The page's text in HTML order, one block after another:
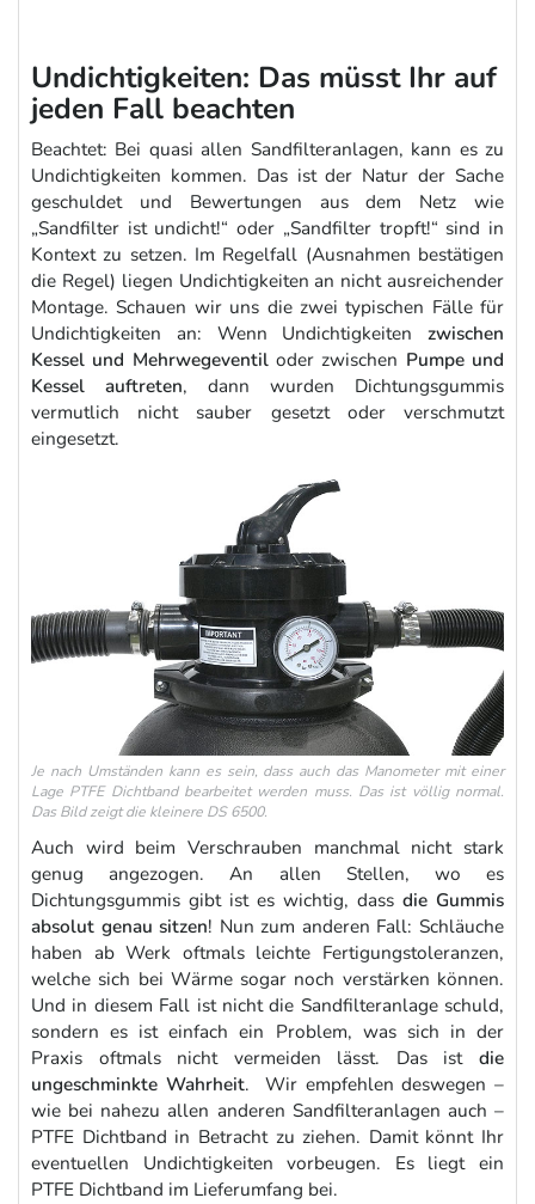
Undichtigkeiten: Das müsst Ihr auf
jeden Fall beachten
Beachtet: Bei quasi allen Sandfilteranlagen, kann es zu
Undichtigkeiten kommen. Das ist der Natur der Sache
geschuldet und Bewertungen aus dem Netz wie
„Sandfilter ist undicht!“ oder „Sandfilter tropft!“ sind in
Kontext zu setzen. Im Regelfall (Ausnahmen bestätigen
die Regel) liegen Undichtigkeiten an nicht ausreichender
Montage. Schauen wir uns die zwei typischen Fälle für
Undichtigkeiten an: Wenn Undichtigkeiten zwischen
Kessel und Mehrwegeventiloder zwischen Pumpe und
Kessel auftreten, dann wurden Dichtungsgummis
vermutlich nicht sauber gesetzt oder verschmutzt
eingesetzt.
Je nach Umständen kann es sein, dass auch das Manometer mit einer
Lage PTFE Dichtband bearbeitet werden muss. Das ist völlig normal.
Das Bild zeigt die kleinere DS 6500.
Auch wird beim Verschrauben manchmal nicht stark
genug angezogen. An allen Stellen, wo es
Dichtungsgummis gibt ist es wichtig, dass die Gummis
absolut genau sitzen! Nun zum anderen Fall: Schläuche
haben ab Werk oftmals leichte Fertigungstoleranzen,
welche sich bei Wärme sogar noch verstärken können.
Und in diesem Fall ist nicht die Sandfilteranlage schuld,
sondern es ist einfach ein Problem, was sich in der
Praxis oftmals nicht vermeiden lässt. Das ist die
ungeschminkte Wahrheit. Wir empfehlen deswegen –
wie bei nahezu allen anderen Sandfilteranlagen auch –
PTFE Dichtband in Betracht zu ziehen. Damit könnt Ihr
eventuellen Undichtigkeiten vorbeugen. Es liegt ein
PTFE Dichtband im Lieferumfang bei.